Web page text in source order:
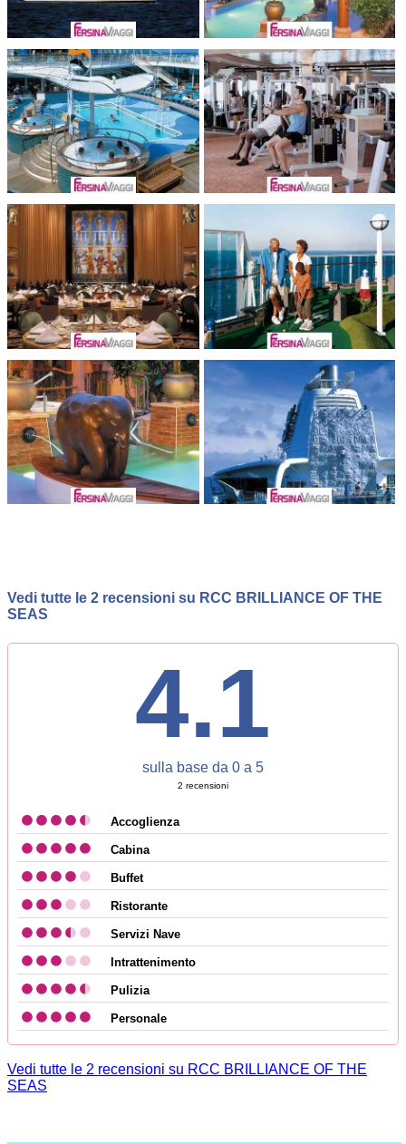
Vedi tutte le 2 recensioni su RCC BRILLIANCE OF THE
SEAS
4.1
sulla base da 0 a 5
2 recensioni
Accoglienza
Cabina
Buffet
Ristorante
Servizi Nave
Intrattenimento
Pulizia
Personale
Vedi tutte le 2 recensioni su RCC BRILLIANCE OF THE
SEAS